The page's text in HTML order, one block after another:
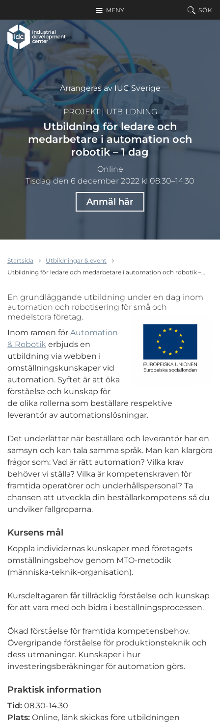
MENY SÖK
Arrangeras av IUC Sverige
PROJEKT|UTBILDNING
Utbildning för ledare och
medarbetare i automation och
robotik – 1 dag
Online
Tisdag den 6 december 2022 kl 08.30–14.30
Anmäl här
Startsida
Utbildningar & event
Utbildning för ledare och medarbetare i automation och robotik –…
En grundläggande utbildning under en dag inom
automation och robotisering för små och
medelstora företag.
Inom ramen för Automation
& Robotik erbjuds en
utbildning via webben i
omställningskunskaper vid
automation. Syftet är att öka
förståelse och kunskap för
de olika rollerna som beställare respektive
leverantör av automationslösningar.
Det underlättar när beställare och leverantör har en
samsyn och kan tala samma språk. Man kan klargöra
frågor som: Vad är rätt automation? Vilka krav
behöver vi ställa? Vilka är kompetenskraven för
framtida operatörer och underhållspersonal? Ta
chansen att utveckla din beställarkompetens så du
undviker fallgroparna.
Kursens mål
Koppla individernas kunskaper med företagets
omställningsbehov genom MTO-metodik
(människa-teknik-organisation).
Kursdeltagaren får tillräcklig förståelse och kunskap
för att vara med och bidra i beställningsprocessen.
Ökad förståelse för framtida kompetensbehov.
Övergripande förståelse för produktionsteknik och
dess utmaningar. Kunskaper i hur
investeringsberäkningar för automation görs.
Praktisk information
Tid: 08.30-14.30
Plats: Online, länk skickas före utbildningen